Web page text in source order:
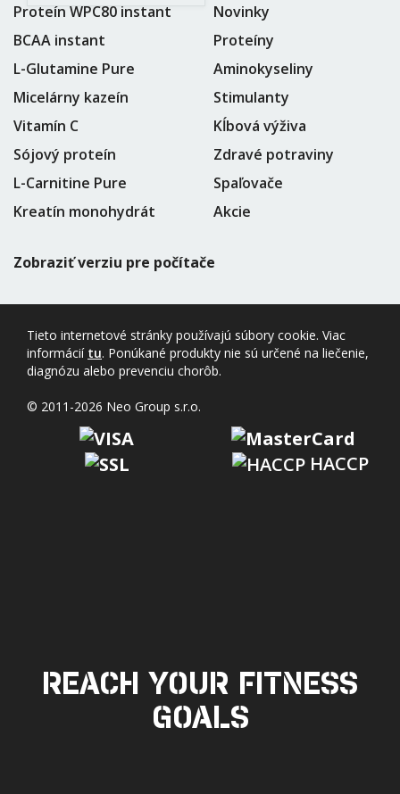
Proteín WPC80 instant
BCAA instant
L-Glutamine Pure
Micelárny kazeín
Vitamín C
Sójový proteín
L-Carnitine Pure
Kreatín monohydrát
Novinky
Proteíny
Aminokyseliny
Stimulanty
Kĺbová výživa
Zdravé potraviny
Spaľovače
Akcie
Zobraziť verziu pre počítače
Tieto internetové stránky používajú súbory cookie. Viac
informácií tu. Ponúkané produkty nie sú určené na liečenie,
diagnózu alebo prevenciu chorôb.
© 2011-2026 Neo Group s.r.o.
HACCP
REACH YOUR FITNESS
GOALS